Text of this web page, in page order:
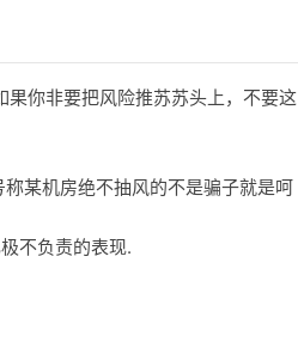
你非要把风险推苏苏头上，不要这
某机房绝不抽风的不是骗子就是呵
不负责的表现.